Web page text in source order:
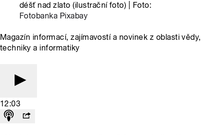
déšť nad zlato (ilustrační foto) | Foto:
Fotobanka Pixabay
Magazín informací, zajímavostí a novinek z oblasti vědy,
techniky a informatiky
12:03